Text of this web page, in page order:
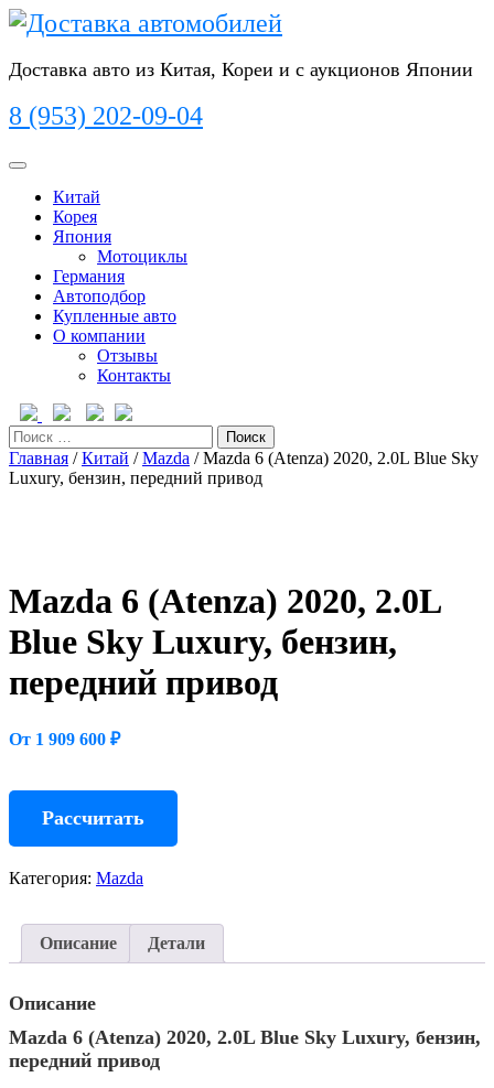
Перейти
Доставка авто из Китая, Кореи и с аукционов Японии
8 (953) 202-09-04
Кнопка
ОткрытьКитай
Корея
Япония
Мотоциклы
Германия
Автоподбор
Купленные авто
О компании
Отзывы
Контакты
Кнопка
Закрыть
Поиск
Главная /Китай /Mazda / Mazda 6 (Atenza) 2020, 2.0L Blue Sky
Luxury, бензин, передний привод
Mazda 6 (Atenza) 2020, 2.0L
Blue Sky Luxury, бензин,
передний привод
От 1 909 600 ₽
Рассчитать
Категория: Mazda
Описание Детали
Описание
Mazda 6 (Atenza) 2020, 2.0L Blue Sky Luxury, бензин,
передний привод